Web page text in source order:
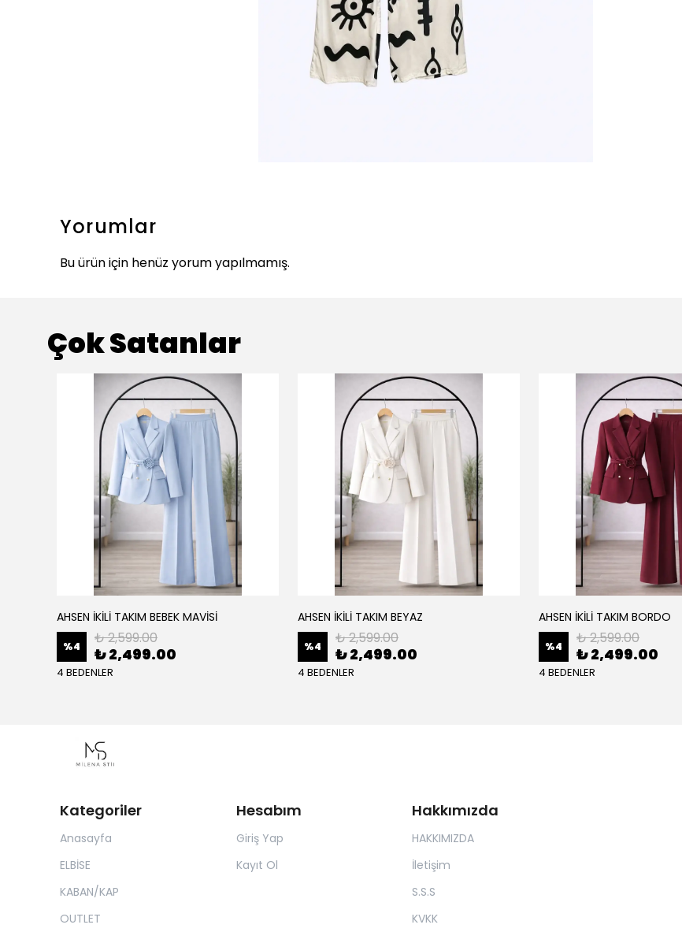
Yorumlar
Bu ürün için henüz yorum yapılmamış.
Çok Satanlar
AHSEN İKİLİ TAKIM BEBEK MAVİSİ
%4 ₺ 2,599.00
₺ 2,499.00
4 BEDENLER
AHSEN İKİLİ TAKIM BEYAZ
%4 ₺ 2,599.00
₺ 2,499.00
4 BEDENLER
AHSEN İKİLİ TAKIM BORDO
%4 ₺ 2,599.00
₺ 2,499.00
4 BEDENLER
Kategoriler
Anasayfa
ELBİSE
KABAN/KAP
OUTLET
Hesabım
Giriş Yap
Kayıt Ol
Hakkımızda
HAKKIMIZDA
İletişim
S.S.S
KVKK